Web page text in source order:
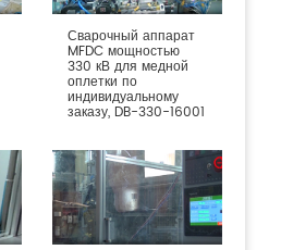
Сварочный аппарат
MFDC мощностью
330 кВ для медной
оплетки по
индивидуальному
заказу, DB-330-16001